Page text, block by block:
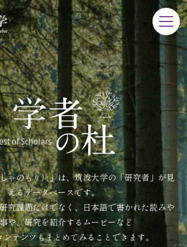
ゃのもり）」は、筑波大学の「研究者」が見
えるデータベースです。
究課題だけでなく、日本語で書かれた読みや
や、研究を紹介するムービーなど
ンテンツもまとめてみることできます。